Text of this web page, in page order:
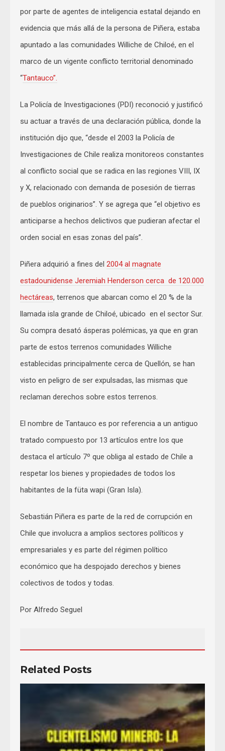
por parte de agentes de inteligencia estatal dejando en
evidencia que más allá de la persona de Piñera, estaba
apuntado a las comunidades Williche de Chiloé, en el
marco de un vigente conflicto territorial denominado
“Tantauco”.
La Policía de Investigaciones (PDI) reconoció y justificó
su actuar a través de una declaración pública, donde la
institución dijo que, “desde el 2003 la Policía de
Investigaciones de Chile realiza monitoreos constantes
al conflicto social que se radica en las regiones VIII, IX
y X, relacionado con demanda de posesión de tierras
de pueblos originarios”. Y se agrega que “el objetivo es
anticiparse a hechos delictivos que pudieran afectar el
orden social en esas zonas del país”.
Piñera adquirió a fines del 2004 al magnate
estadounidense Jeremiah Henderson cerca de 120.000
hectáreas, terrenos que abarcan como el 20 % de la
llamada isla grande de Chiloé, ubicado en el sector Sur.
Su compra desató ásperas polémicas, ya que en gran
parte de estos terrenos comunidades Williche
establecidas principalmente cerca de Quellón, se han
visto en peligro de ser expulsadas, las mismas que
reclaman derechos sobre estos terrenos.
El nombre de Tantauco es por referencia a un antiguo
tratado compuesto por 13 artículos entre los que
destaca el artículo 7º que obliga al estado de Chile a
respetar los bienes y propiedades de todos los
habitantes de la füta wapi (Gran Isla).
Sebastián Piñera es parte de la red de corrupción en
Chile que involucra a amplios sectores políticos y
empresariales y es parte del régimen político
económico que ha despojado derechos y bienes
colectivos de todos y todas.
Por Alfredo Seguel
Related Posts